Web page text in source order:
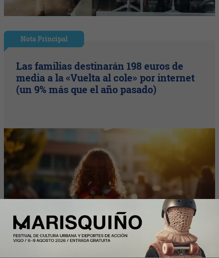
Nota Principal
Las familias destinarán 198 euros de
media a la «Vuelta al cole» por internet
(un 9% más que el año pasado)